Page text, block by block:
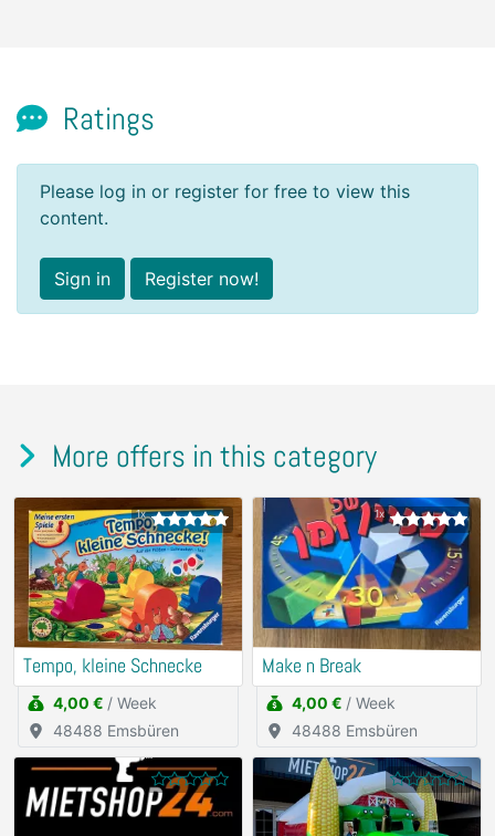
Ratings
Please log in or register for free to view this
content.
Sign in Register now!
More offers in this category
1x
Tempo, kleine Schnecke
4,00 € / Week
48488 Emsbüren
1x
Make n Break
4,00 € / Week
48488 Emsbüren